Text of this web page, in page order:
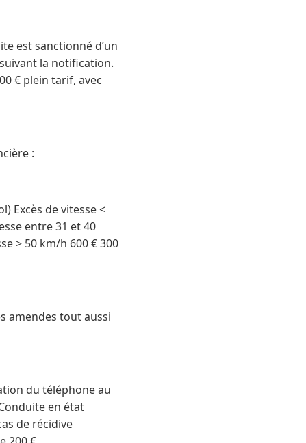
est sanctionné d’un
la notification.
€ plein tarif, avec
:
Excès de vitesse <
entre 31 et 40
> 50 km/h 600 € 300
amendes tout aussi
du téléphone au
en état
de récidive